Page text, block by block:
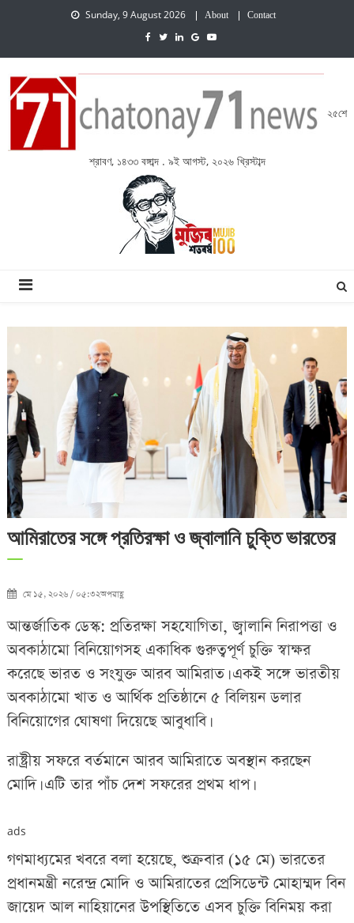
Sunday, 9 August 2026 About Contact
২৫শে
শ্রাবণ, ১৪৩৩ বঙ্গাব্দ . ৯ই আগস্ট, ২০২৬ খ্রিস্টাব্দ
আমিরাতের সঙ্গে প্রতিরক্ষা ও জ্বালানি চুক্তি ভারতের
মে ১৫, ২০২৬ / ০৫:৩২অপরাহ্ণ
আন্তর্জাতিক ডেস্ক: প্রতিরক্ষা সহযোগিতা, জ্বালানি নিরাপত্তা ও
অবকাঠামো বিনিয়োগসহ একাধিক গুরুত্বপূর্ণ চুক্তি স্বাক্ষর
করেছে ভারত ও সংযুক্ত আরব আমিরাত। একই সঙ্গে ভারতীয়
অবকাঠামো খাত ও আর্থিক প্রতিষ্ঠানে ৫ বিলিয়ন ডলার
বিনিয়োগের ঘোষণা দিয়েছে আবুধাবি।
রাষ্ট্রীয় সফরে বর্তমানে আরব আমিরাতে অবস্থান করছেন
মোদি। এটি তার পাঁচ দেশ সফরের প্রথম ধাপ।
ads
গণমাধ্যমের খবরে বলা হয়েছে, শুক্রবার (১৫ মে) ভারতের
প্রধানমন্ত্রী নরেন্দ্র মোদি ও আমিরাতের প্রেসিডেন্ট মোহাম্মদ বিন
জায়েদ আল নাহিয়ানের উপস্থিতিতে এসব চুক্তি বিনিময় করা